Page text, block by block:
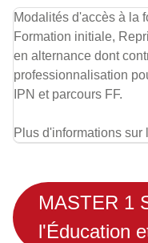
Modalités d'accès à la
Formation initiale,
en alternance dont
professionnalisation
IPN et parcours FF.
Plus d'informations sur
MASTER 1
l'Éducation